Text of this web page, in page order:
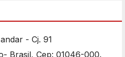
- Cj. 91
Brasil, Cep: 01046-000.